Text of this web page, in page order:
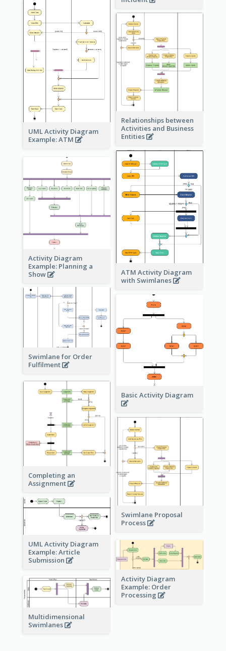
UML Activity Diagram
Example: ATM
Relationships between
Activities and Business
Entities
ATM Activity Diagram
with Swimlanes
Activity Diagram
Example: Planning a
Show
Swimlane for Order
Fulfilment
Basic Activity Diagram
Completing an
Assignment
Swimlane Proposal
Process
UML Activity Diagram
Example: Article
Submission
Activity Diagram
Example: Order
Processing
Multidimensional
Swimlanes